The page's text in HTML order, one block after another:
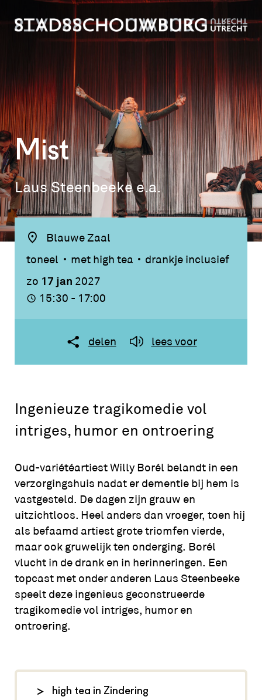
Mist
Laus Steenbeeke e.a.
Blauwe Zaal
toneel
met high tea
drankje inclusief
zo 17 jan 2027
15:30 - 17:00
delen lees voor
Ingenieuze tragikomedie vol
intriges, humor en ontroering
Oud-variétéartiest Willy Borél belandt in een
verzorgingshuis nadat er dementie bij hem is
vastgesteld. De dagen zijn grauw en
uitzichtloos. Heel anders dan vroeger, toen hij
als befaamd artiest grote triomfen vierde,
maar ook gruwelijk ten onderging. Borél
vlucht in de drank en in herinneringen. Een
topcast met onder anderen Laus Steenbeeke
speelt deze ingenieus geconstrueerde
tragikomedie vol intriges, humor en
ontroering.
high tea in Zindering